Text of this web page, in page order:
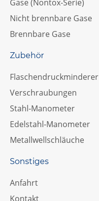
Gase (Nontox-Serie)
Nicht brennbare Gase
Brennbare Gase
Zubehör
Flaschendruckminderer
Verschraubungen
Stahl-Manometer
Edelstahl-Manometer
Metallwellschläuche
Sonstiges
Anfahrt
Kontakt